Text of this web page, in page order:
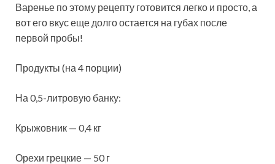
Варенье по этому рецепту готовится легко и просто, а
вот его вкус еще долго остается на губах после
первой пробы!
Продукты (на 4 порции)
На 0,5-литровую банку:
Крыжовник — 0,4 кг
Орехи грецкие — 50 г